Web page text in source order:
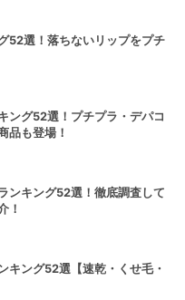
52選！落ちないリップをプチ
ング52選！プチプラ・デパコ
品も登場！
ンキング52選！徹底調査して
！
キング52選【速乾・くせ毛・